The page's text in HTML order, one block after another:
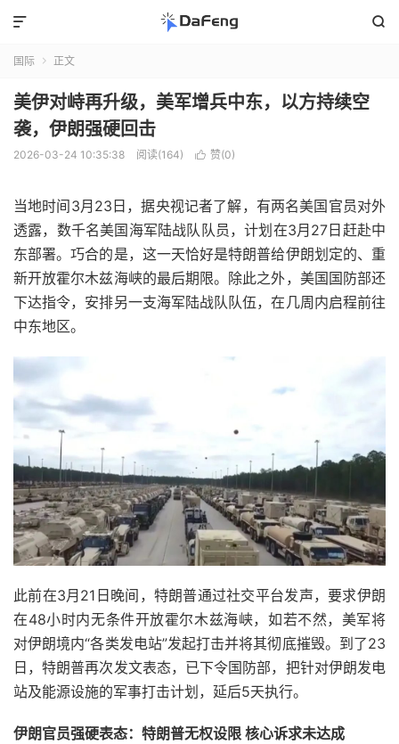


国际  正文
美伊对峙再升级，美军增兵中东，以方持续空
袭，伊朗强硬回击
2026-03-24 10:35:38 阅读(164)  赞(0)
当地时间3月23日，据央视记者了解，有两名美国官员对外
透露，数千名美国海军陆战队队员，计划在3月27日赶赴中
东部署。巧合的是，这一天恰好是特朗普给伊朗划定的、重
新开放霍尔木兹海峡的最后期限。除此之外，美国国防部还
下达指令，安排另一支海军陆战队队伍，在几周内启程前往
中东地区。
此前在3月21日晚间，特朗普通过社交平台发声，要求伊朗
在48小时内无条件开放霍尔木兹海峡，如若不然，美军将
对伊朗境内“各类发电站”发起打击并将其彻底摧毁。到了23
日，特朗普再次发文表态，已下令国防部，把针对伊朗发电
站及能源设施的军事打击计划，延后5天执行。
伊朗官员强硬表态：特朗普无权设限 核心诉求未达成